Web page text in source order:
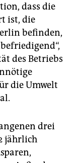
dass die
ist, die
befinden,
des Betriebs
die Umwelt
drei
jährlich